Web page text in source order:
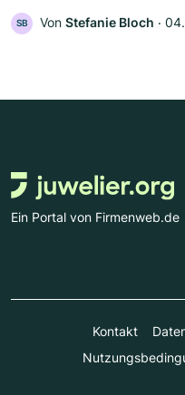
SB Von Stefanie Bloch ‧
Ein Portal von Firmenweb.de
Kontakt